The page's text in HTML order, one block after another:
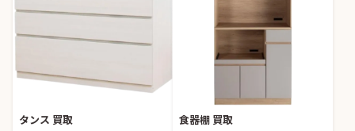
タンス 買取 食器棚 買取